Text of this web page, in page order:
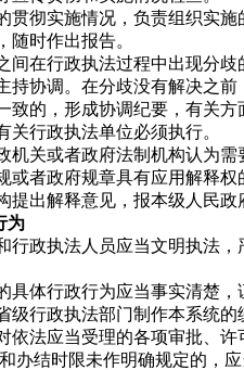
彻实施情况，负责组织实施
随时作出报告。
行政执法过程中出现分歧
持协调。在分歧没有解决之
的，形成协调纪要，有关方
行政执法单位必须执行。
或者政府法制机构认为需
或者政府规章具有应用解释
提出解释意见，报本级人民
为
执法人员应当文明执法，
行政行为应当事实清楚，
级行政执法部门制作本系统
应当受理的各项审批、许
办结时限未作明确规定的，